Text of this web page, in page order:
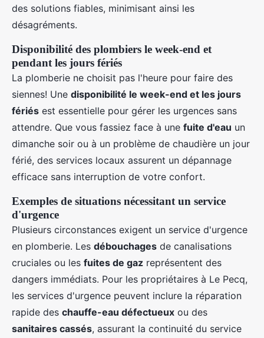
des solutions fiables, minimisant ainsi les
désagréments.
Disponibilité des plombiers le week-end et
pendant les jours fériés
La plomberie ne choisit pas l'heure pour faire des
siennes! Une disponibilité le week-end et les jours
fériés est essentielle pour gérer les urgences sans
attendre. Que vous fassiez face à une fuite d'eau un
dimanche soir ou à un problème de chaudière un jour
férié, des services locaux assurent un dépannage
efficace sans interruption de votre confort.
Exemples de situations nécessitant un service
d'urgence
Plusieurs circonstances exigent un service d'urgence
en plomberie. Les débouchages de canalisations
cruciales ou les fuites de gaz représentent des
dangers immédiats. Pour les propriétaires à Le Pecq,
les services d'urgence peuvent inclure la réparation
rapide des chauffe-eau défectueux ou des
sanitaires cassés, assurant la continuité du service